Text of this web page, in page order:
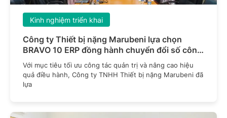
Công ty Thiết bị nặng Marubeni lựa chọn
BRAVO 10 ERP đồng hành chuyển đổi số công
tác quản trị
Kinh nghiệm triển khai
Với mục tiêu tối ưu công tác quản trị và nâng cao hiệu
quả điều hành, Công ty TNHH Thiết bị nặng Marubeni đã
lựa